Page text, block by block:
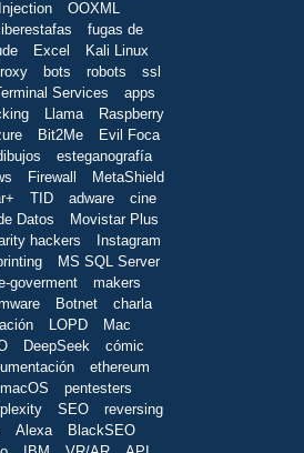
OOXML
fugas de
Excel
Kali Linux
bots robots
ssl
Services
apps
Llama
Raspberry
Bit2Me
Evil Foca
esteganografía
Firewall
MetaShield
TID adware
cine
Datos
Movistar Plus
hackers
Instagram
MS SQL Server
goverment
makers
Botnet
charla
LOPD
Mac
DeepSeek
cómic
ethereum
macOS
pentesters
SEO
reversing
Alexa
BlackSEO